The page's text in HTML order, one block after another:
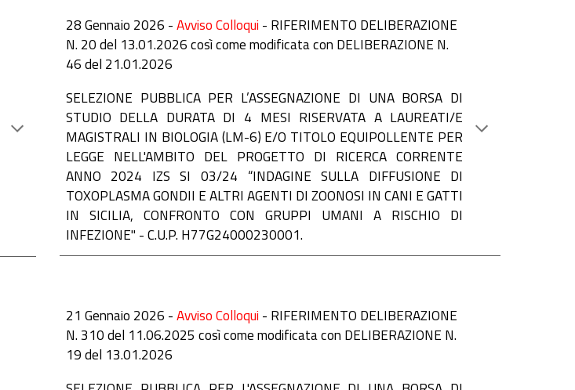
28Gennaio 2026 -Avviso Colloqui - RIFERIMENTO DELIBERAZIONE
N. 20del 13.01.2026così come modificata con DELIBERAZIONE N.
46del 21.01.2026
SELEZIONE PUBBLICA PER L’ASSEGNAZIONE DI UNA BORSA DI
STUDIO DELLA DURATA DI 4 MESI RISERVATA A LAUREATI/E
MAGISTRALI IN BIOLOGIA (LM-6) E/O TITOLO EQUIPOLLENTE PER
LEGGE NELL'AMBITO DEL PROGETTO DI RICERCA CORRENTE
ANNO 2024 IZS SI 03/24 “INDAGINE SULLA DIFFUSIONE DI
TOXOPLASMA GONDII E ALTRI AGENTI DI ZOONOSI IN CANI E GATTI
IN SICILIA, CONFRONTO CON GRUPPI UMANI A RISCHIO DI
INFEZIONE" - C.U.P. H77G24000230001.
21 Gennaio 2026 -Avviso Colloqui - RIFERIMENTO DELIBERAZIONE
N. 310del 11.06.2025 così come modificata con DELIBERAZIONE N.
19 del 13.01.2026